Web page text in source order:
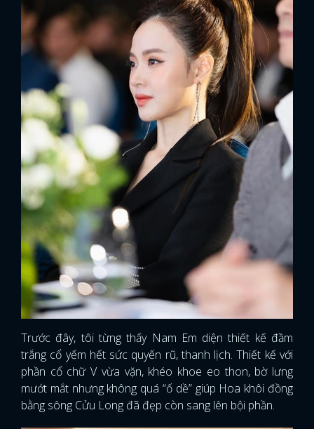
Trước đây, tôi từng thấy Nam Em diện thiết kế đầm
trắng cổ yếm hết sức quyến rũ, thanh lịch. Thiết kế với
phần cổ chữ V vừa vặn, khéo khoe eo thon, bờ lưng
mướt mắt nhưng không quá “ố dề” giúp Hoa khôi đồng
bằng sông Cửu Long đã đẹp còn sang lên bội phần.